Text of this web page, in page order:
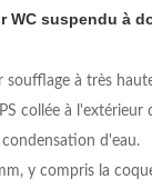
WC suspendu à
soufflage à très
collée à l'extérieur
d'eau.
y compris la